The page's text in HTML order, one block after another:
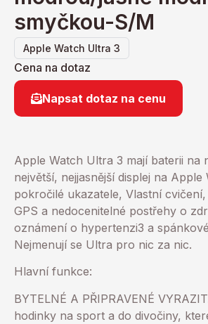
Apple Watch Ultra 3
smyčkou-S/M
Cena na dotaz
Napsat dotaz na cenu
Apple Watch Ultra 3 mají baterii na
největší, nejjasnější displej na Apple
pokročilé ukazatele, Vlastní
GPS a nedocenitelné postřehy o
oznámení o hypertenzi3 a
Nejmenují se Ultra pro nic za nic.
Hlavní funkce:
BYTELNÉ A PŘIPRAVENÉ
hodinky na sport a do divočiny,